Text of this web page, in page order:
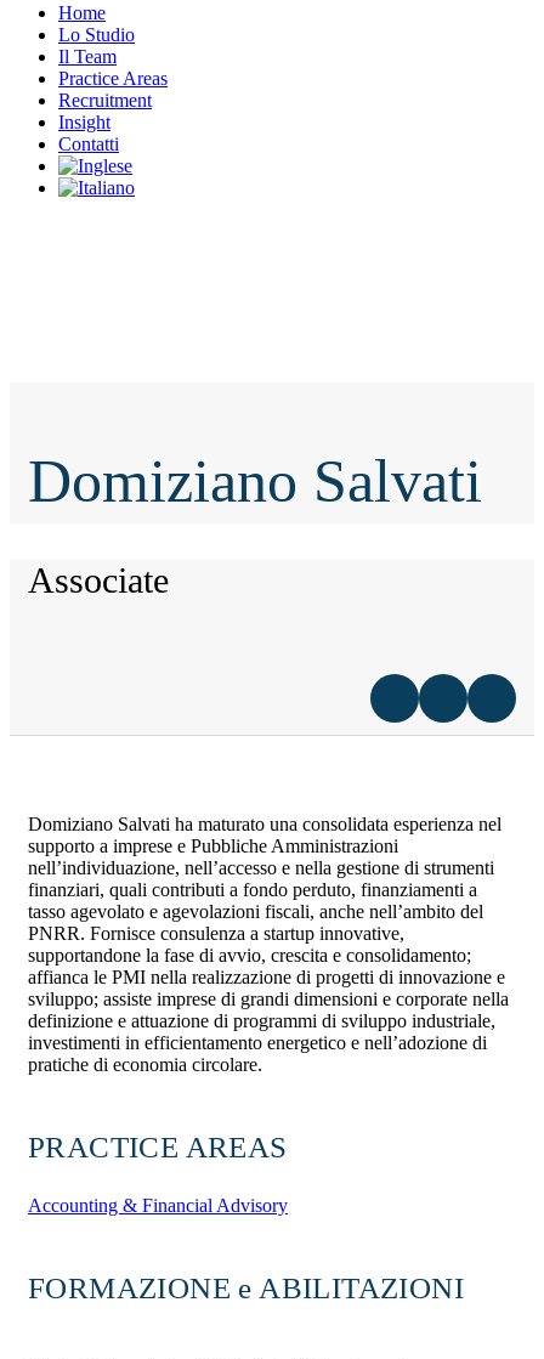
Home
Lo Studio
Il Team
Practice Areas
Recruitment
Insight
Contatti
Domiziano Salvati
Associate
Domiziano Salvati ha maturato una consolidata esperienza nel
supporto a imprese e Pubbliche Amministrazioni
nell’individuazione, nell’accesso e nella gestione di strumenti
finanziari, quali contributi a fondo perduto, finanziamenti a
tasso agevolato e agevolazioni fiscali, anche nell’ambito del
PNRR. Fornisce consulenza a startup innovative,
supportandone la fase di avvio, crescita e consolidamento;
affianca le PMI nella realizzazione di progetti di innovazione e
sviluppo; assiste imprese di grandi dimensioni e corporate nella
definizione e attuazione di programmi di sviluppo industriale,
investimenti in efficientamento energetico e nell’adozione di
pratiche di economia circolare.
Accounting & Financial Advisory
PRACTICE AREAS
FORMAZIONE e ABILITAZIONI